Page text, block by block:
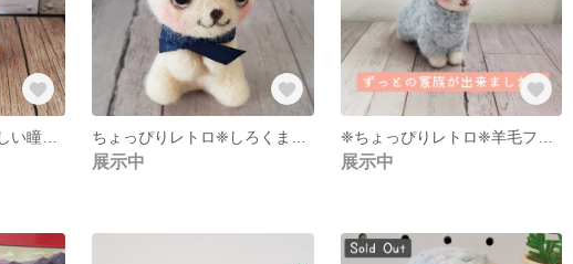
展示中 展示中